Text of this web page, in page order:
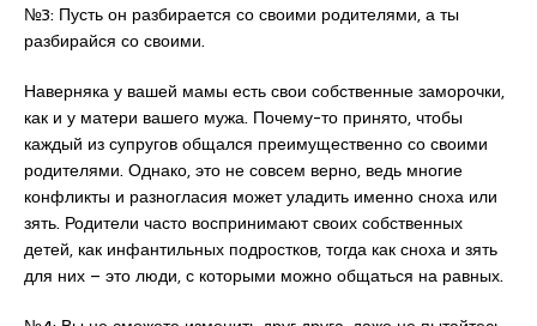
№3: Пусть он разбирается со своими родителями, а ты
разбирайся со своими.
Наверняка у вашей мамы есть свои собственные заморочки,
как и у матери вашего мужа. Почему-то принято, чтобы
каждый из супругов общался преимущественно со своими
родителями. Однако, это не совсем верно, ведь многие
конфликты и разногласия может уладить именно сноха или
зять. Родители часто воспринимают своих собственных
детей, как инфантильных подростков, тогда как сноха и зять
для них – это люди, с которыми можно общаться на равных.